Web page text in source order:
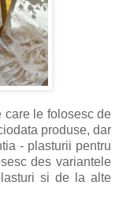
care le folosesc de
produse, dar
- plasturii pentru
des variantele
si de la alte